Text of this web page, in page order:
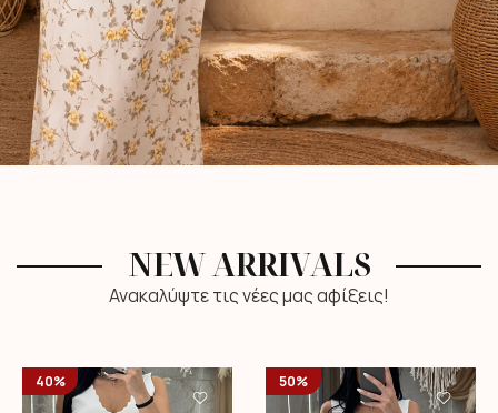
NEW ARRIVALS
Ανακαλύψτε τις νέες μας αφίξεις!
40% 50%